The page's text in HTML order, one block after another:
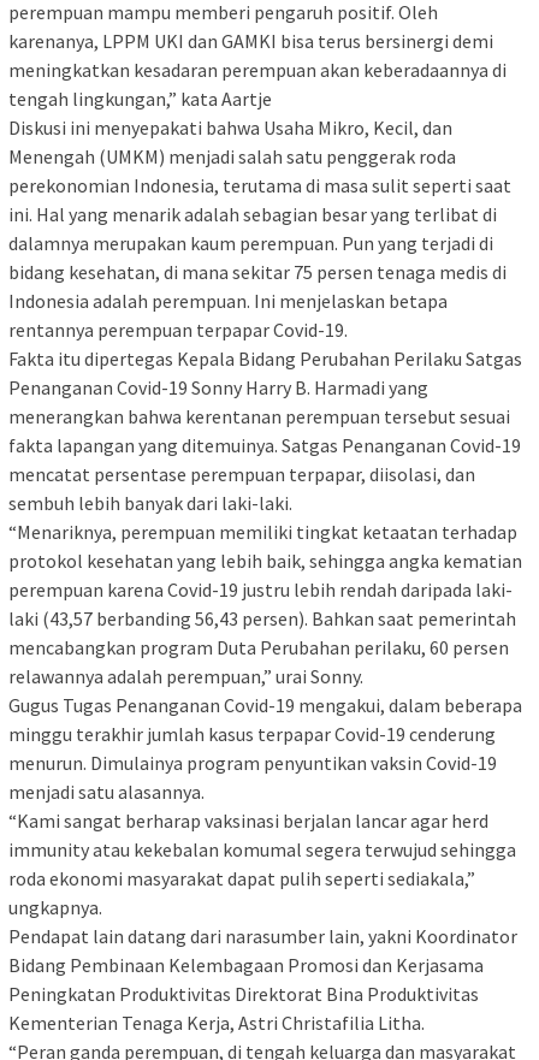
perempuan mampu memberi pengaruh positif. Oleh
karenanya, LPPM UKI dan GAMKI bisa terus bersinergi demi
meningkatkan kesadaran perempuan akan keberadaannya di
tengah lingkungan,” kata Aartje
Diskusi ini menyepakati bahwa Usaha Mikro, Kecil, dan
Menengah (UMKM) menjadi salah satu penggerak roda
perekonomian Indonesia, terutama di masa sulit seperti saat
ini. Hal yang menarik adalah sebagian besar yang terlibat di
dalamnya merupakan kaum perempuan. Pun yang terjadi di
bidang kesehatan, di mana sekitar 75 persen tenaga medis di
Indonesia adalah perempuan. Ini menjelaskan betapa
rentannya perempuan terpapar Covid-19.
Fakta itu dipertegas Kepala Bidang Perubahan Perilaku Satgas
Penanganan Covid-19 Sonny Harry B. Harmadi yang
menerangkan bahwa kerentanan perempuan tersebut sesuai
fakta lapangan yang ditemuinya. Satgas Penanganan Covid-19
mencatat persentase perempuan terpapar, diisolasi, dan
sembuh lebih banyak dari laki-laki.
“Menariknya, perempuan memiliki tingkat ketaatan terhadap
protokol kesehatan yang lebih baik, sehingga angka kematian
perempuan karena Covid-19 justru lebih rendah daripada laki-
laki (43,57 berbanding 56,43 persen). Bahkan saat pemerintah
mencabangkan program Duta Perubahan perilaku, 60 persen
relawannya adalah perempuan,” urai Sonny.
Gugus Tugas Penanganan Covid-19 mengakui, dalam beberapa
minggu terakhir jumlah kasus terpapar Covid-19 cenderung
menurun. Dimulainya program penyuntikan vaksin Covid-19
menjadi satu alasannya.
“Kami sangat berharap vaksinasi berjalan lancar agar herd
immunity atau kekebalan komumal segera terwujud sehingga
roda ekonomi masyarakat dapat pulih seperti sediakala,”
ungkapnya.
Pendapat lain datang dari narasumber lain, yakni Koordinator
Bidang Pembinaan Kelembagaan Promosi dan Kerjasama
Peningkatan Produktivitas Direktorat Bina Produktivitas
Kementerian Tenaga Kerja, Astri Christafilia Litha.
“Peran ganda perempuan, di tengah keluarga dan masyarakat